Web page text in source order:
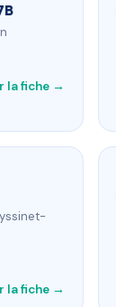
la fiche →
la fiche →